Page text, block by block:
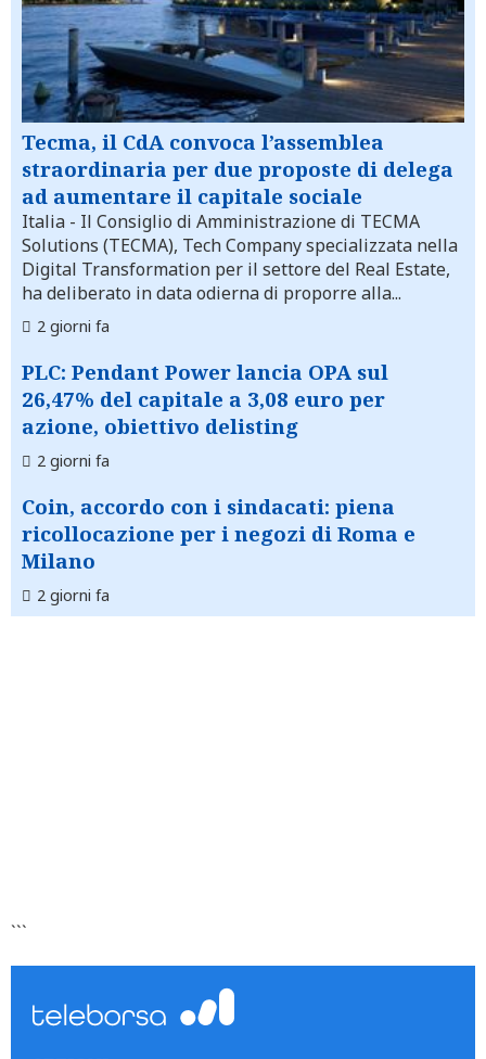
Tecma, il CdA convoca l’assemblea
straordinaria per due proposte di delega
ad aumentare il capitale sociale
Italia - Il Consiglio di Amministrazione di TECMA
Solutions (TECMA), Tech Company specializzata nella
Digital Transformation per il settore del Real Estate,
ha deliberato in data odierna di proporre alla...
2 giorni fa
PLC: Pendant Power lancia OPA sul
26,47% del capitale a 3,08 euro per
azione, obiettivo delisting
2 giorni fa
Coin, accordo con i sindacati: piena
ricollocazione per i negozi di Roma e
Milano
2 giorni fa
```